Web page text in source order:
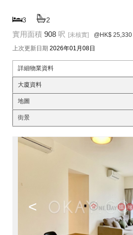
3 2
實用面積 908 呎 [未核實] @HK$ 25,330
上次更新日期 2026年01月08日
詳細物業資料
大廈資料
地圖
街景
<